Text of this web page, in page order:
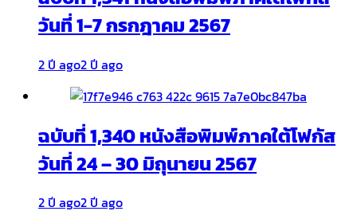
วันที่ 1-7 กรกฎาคม 2567
2 ปี ago2 ปี ago
ฉบับที่ 1,340 หนังสือพิมพ์ภาคใต้โฟกัส
วันที่ 24 – 30 มิถุนายน 2567
2 ปี ago2 ปี ago